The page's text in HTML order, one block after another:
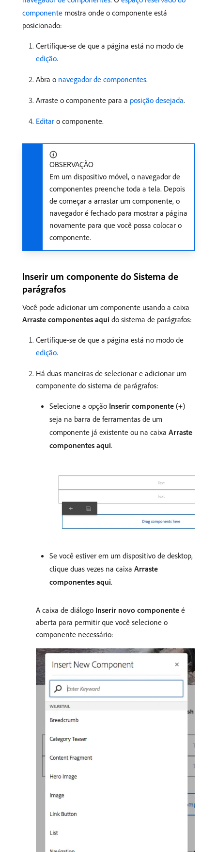
componente mostra onde o componente está
posicionado:
Certifique-se de que a página está no modo de
edição.
Abra o navegador de componentes.
Arraste o componente para a posição desejada.
Editar o componente.
OBSERVAÇÃO
Em um dispositivo móvel, o navegador de
componentes preenche toda a tela. Depois
de começar a arrastar um componente, o
navegador é fechado para mostrar a página
novamente para que você possa colocar o
componente.
Inserir um componente do Sistema de
parágrafos
Você pode adicionar um componente usando a caixa
Arraste componentes aqui do sistema de parágrafos:
Certifique-se de que a página está no modo de
edição.
Há duas maneiras de selecionar e adicionar um
componente do sistema de parágrafos:
Selecione a opção Inserir componente (+)
seja na barra de ferramentas de um
componente já existente ou na caixa Arraste
componentes aqui.
Se você estiver em um dispositivo de desktop,
clique duas vezes na caixa Arraste
componentes aqui.
A caixa de diálogo Inserir novo componente é
aberta para permitir que você selecione o
componente necessário: